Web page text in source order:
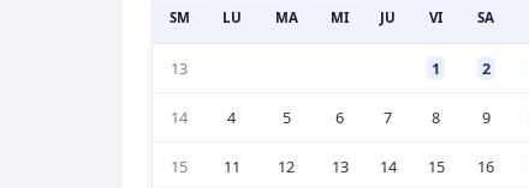
SM LU MA MI JU VI SA
13 1 2
14 4 5 6 7 8 9
15 11 12 13 14 15 16